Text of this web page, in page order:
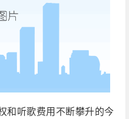
和听歌费用不断攀升的今